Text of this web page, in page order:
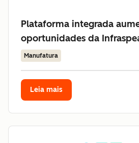
Plataforma integrada
oportunidades da
Manufatura
Leia mais